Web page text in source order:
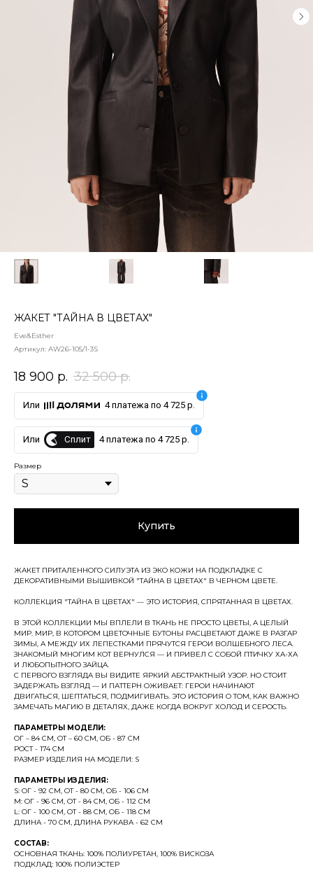
ЖАКЕТ "ТАЙНА В ЦВЕТАХ"
Eve&Esther
Артикул: AW26-105/1-3S
18 900 р. 32 500 р.
Или 4 платежа по 4 725 р.
Или Сплит 4 платежа по 4 725 р.
Размер
Купить
ЖАКЕТ ПРИТАЛЕННОГО СИЛУЭТА ИЗ ЭКО КОЖИ НА ПОДКЛАДКЕ С
ДЕКОРАТИВНЫМИ ВЫШИВКОЙ "ТАЙНА В ЦВЕТАХ" В ЧЕРНОМ ЦВЕТЕ.
КОЛЛЕКЦИЯ "ТАЙНА В ЦВЕТАХ" — ЭТО ИСТОРИЯ, СПРЯТАННАЯ В ЦВЕТАХ.
В ЭТОЙ КОЛЛЕКЦИИ МЫ ВПЛЕЛИ В ТКАНЬ НЕ ПРОСТО ЦВЕТЫ, А ЦЕЛЫЙ
МИР. МИР, В КОТОРОМ ЦВЕТОЧНЫЕ БУТОНЫ РАСЦВЕТАЮТ ДАЖЕ В РАЗГАР
ЗИМЫ, А МЕЖДУ ИХ ЛЕПЕСТКАМИ ПРЯЧУТСЯ ГЕРОИ ВОЛШЕБНОГО ЛЕСА.
ЗНАКОМЫЙ МНОГИМ КОТ ВЕРНУЛСЯ — И ПРИВЕЛ С СОБОЙ ПТИЧКУ ХА-ХА
И ЛЮБОПЫТНОГО ЗАЙЦА.
С ПЕРВОГО ВЗГЛЯДА ВЫ ВИДИТЕ ЯРКИЙ АБСТРАКТНЫЙ УЗОР. НО СТОИТ
ЗАДЕРЖАТЬ ВЗГЛЯД — И ПАТТЕРН ОЖИВАЕТ: ГЕРОИ НАЧИНАЮТ
ДВИГАТЬСЯ, ШЕПТАТЬСЯ, ПОДМИГИВАТЬ. ЭТО ИСТОРИЯ О ТОМ, КАК ВАЖНО
ЗАМЕЧАТЬ МАГИЮ В ДЕТАЛЯХ, ДАЖЕ КОГДА ВОКРУГ ХОЛОД И СЕРОСТЬ.
ПАРАМЕТРЫ МОДЕЛИ:
ОГ – 84 СМ, ОТ – 60 СМ, ОБ - 87 СМ
РОСТ - 174 СМ
РАЗМЕР ИЗДЕЛИЯ НА МОДЕЛИ: S
ПАРАМЕТРЫ ИЗДЕЛИЯ:
S: ОГ - 92 СМ, ОТ - 80 СМ, ОБ - 106 СМ
M: ОГ - 96 СМ, ОТ - 84 СМ, ОБ - 112 СМ
L: ОГ - 100 СМ, ОТ - 88 СМ, ОБ - 118 СМ
ДЛИНА - 70 СМ, ДЛИНА РУКАВА - 62 СМ
СОСТАВ:
ОСНОВНАЯ ТКАНЬ: 100% ПОЛИУРЕТАН, 100% ВИСКОЗА
ПОДКЛАД: 100% ПОЛИЭСТЕР